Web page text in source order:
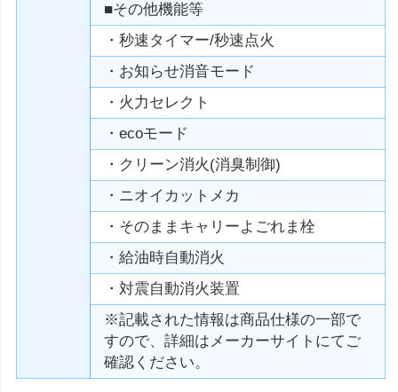
■その他機能等
・秒速タイマー/秒速点火
・お知らせ消音モード
・火力セレクト
・ecoモード
・クリーン消火(消臭制御)
・ニオイカットメカ
・そのままキャリーよごれま栓
・給油時自動消火
・対震自動消火装置
※記載された情報は商品仕様の一部で
すので、詳細はメーカーサイトにてご
確認ください。